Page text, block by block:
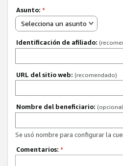
Asunto: *
Selecciona un asunto
Identificación de afiliado:
URL del sitio web: (recomendado)
Nombre del beneficiario:
Se usó nombre para configurar la
Comentarios: *